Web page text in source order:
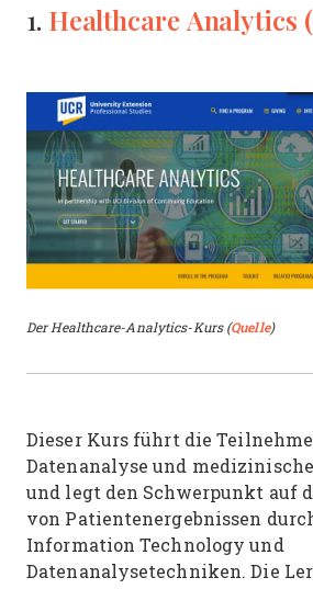
1. Healthcare Analytics
Der Healthcare-Analytics-Kurs (Quelle)
Dieser Kurs führt die
Datenanalyse und
und legt den Schwerpunkt auf
von Patientenergebnissen
Information Technology und
Datenanalysetechniken. Die